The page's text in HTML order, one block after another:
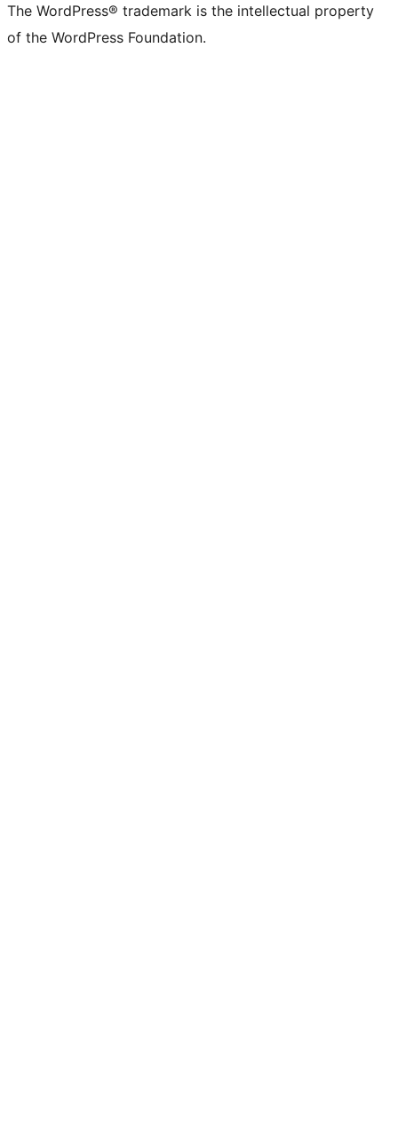
The WordPress® trademark is the intellectual property
of the WordPress Foundation.